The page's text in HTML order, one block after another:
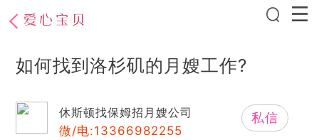
如何找到洛杉矶的月嫂工作?
休斯顿找保姆招月嫂公司
微/电:13366982255
私信